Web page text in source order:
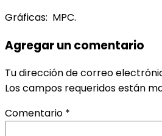
Gráficas: MPC.
Agregar un comentario
Tu dirección de correo
Los campos requeridos están
Comentario *